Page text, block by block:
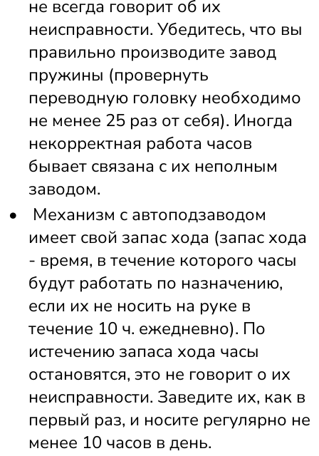
не всегда говорит об их
неисправности. Убедитесь, что вы
правильно производите завод
пружины (провернуть
переводную головку необходимо
не менее 25 раз от себя). Иногда
некорректная работа часов
бывает связана с их неполным
заводом.
Механизм с автоподзаводом
имеет свой запас хода (запас хода
- время, в течение которого часы
будут работать по назначению,
если их не носить на руке в
течение 10 ч. ежедневно). По
истечению запаса хода часы
остановятся, это не говорит о их
неисправности. Заведите их, как в
первый раз, и носите регулярно не
менее 10 часов в день.